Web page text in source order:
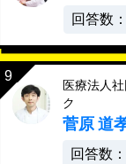
回答数
医療法人
ク
菅原 道
回答数